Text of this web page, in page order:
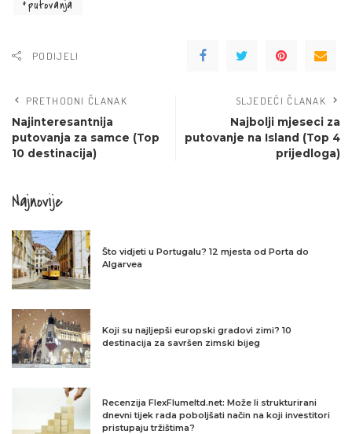
putovanja
PODIJELI
PRETHODNI ČLANAK
Najinteresantnija
putovanja za samce (Top
10 destinacija)
SLJEDEĆI ČLANAK
Najbolji mjeseci za
putovanje na Island (Top 4
prijedloga)
Najnovije
Što vidjeti u Portugalu? 12 mjesta od Porta do
Algarvea
Koji su najljepši europski gradovi zimi? 10
destinacija za savršen zimski bijeg
Recenzija FlexFlumeltd.net: Može li strukturirani
dnevni tijek rada poboljšati način na koji investitori
pristupaju tržištima?